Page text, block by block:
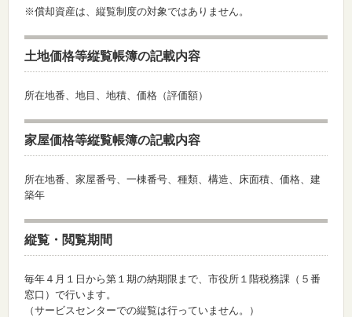
※償却資産は、縦覧制度の対象ではありません。
土地価格等縦覧帳簿の記載内容
所在地番、地目、地積、価格（評価額）
家屋価格等縦覧帳簿の記載内容
所在地番、家屋番号、一棟番号、種類、構造、床面積、価格、建
築年
縦覧・閲覧期間
毎年４月１日から第１期の納期限まで、市役所１階税務課（５番
窓口）で行います。
（サービスセンターでの縦覧は行っていません。）